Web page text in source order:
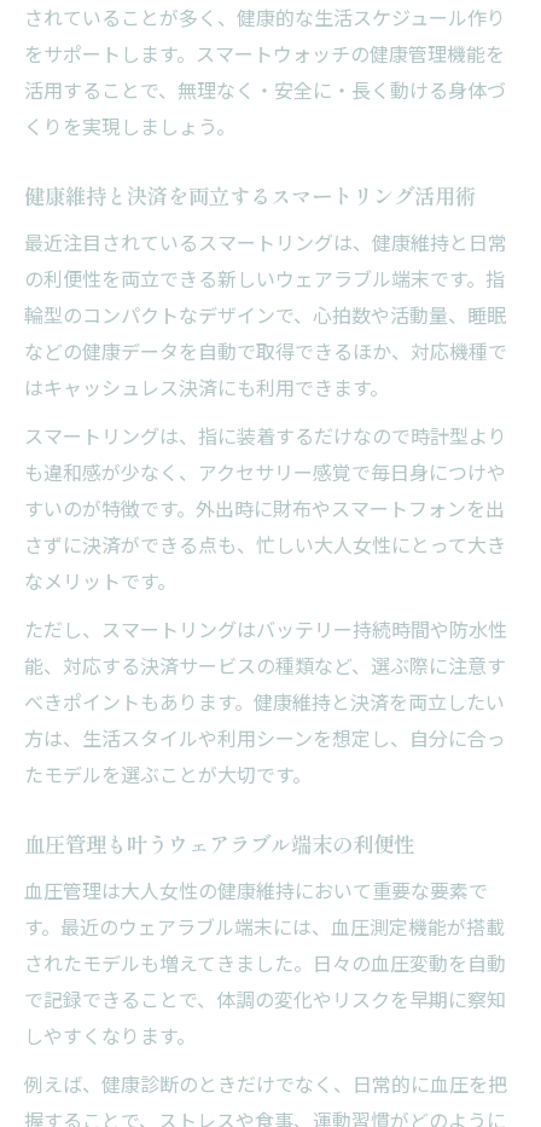
されていることが多く、健康的な生活スケジュール作り
をサポートします。スマートウォッチの健康管理機能を
活用することで、無理なく・安全に・長く動ける身体づ
くりを実現しましょう。
健康維持と決済を両立するスマートリング活用術
最近注目されているスマートリングは、健康維持と日常
の利便性を両立できる新しいウェアラブル端末です。指
輪型のコンパクトなデザインで、心拍数や活動量、睡眠
などの健康データを自動で取得できるほか、対応機種で
はキャッシュレス決済にも利用できます。
スマートリングは、指に装着するだけなので時計型より
も違和感が少なく、アクセサリー感覚で毎日身につけや
すいのが特徴です。外出時に財布やスマートフォンを出
さずに決済ができる点も、忙しい大人女性にとって大き
なメリットです。
ただし、スマートリングはバッテリー持続時間や防水性
能、対応する決済サービスの種類など、選ぶ際に注意す
べきポイントもあります。健康維持と決済を両立したい
方は、生活スタイルや利用シーンを想定し、自分に合っ
たモデルを選ぶことが大切です。
血圧管理も叶うウェアラブル端末の利便性
血圧管理は大人女性の健康維持において重要な要素で
す。最近のウェアラブル端末には、血圧測定機能が搭載
されたモデルも増えてきました。日々の血圧変動を自動
で記録できることで、体調の変化やリスクを早期に察知
しやすくなります。
例えば、健康診断のときだけでなく、日常的に血圧を把
握することで、ストレスや食事、運動習慣がどのように